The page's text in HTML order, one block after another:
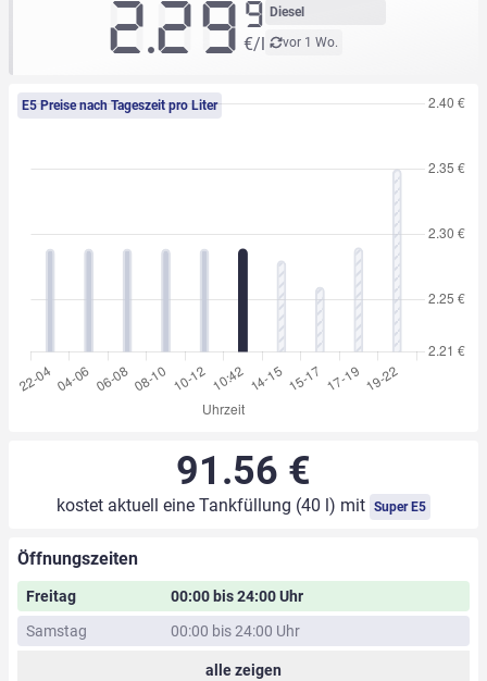
Diesel
vor 1 Wo.
2.29 9
€/l
E5 Preise nach Tageszeit pro Liter
91.56 €
kostet aktuell eine Tankfüllung (40 l) mit Super E5
Öffnungszeiten
Freitag
00:00 bis 24:00 Uhr
Samstag
00:00 bis 24:00 Uhr
alle zeigen